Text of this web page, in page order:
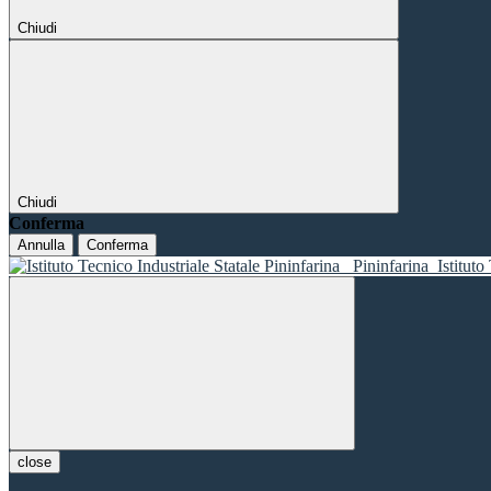
Chiudi
Chiudi
Conferma
Annulla Conferma
Pininfarina Istituto
close